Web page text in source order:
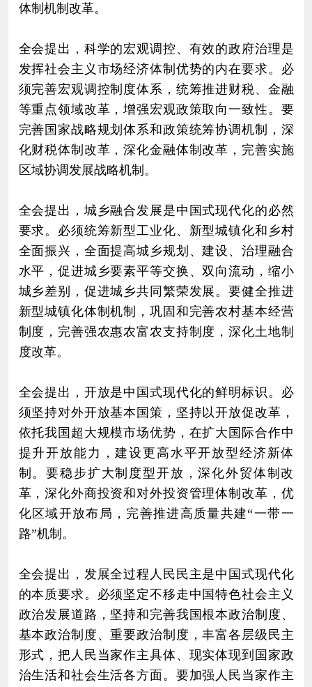
体制机制改革。
全会提出，科学的宏观调控、有效的政府治理是
发挥社会主义市场经济体制优势的内在要求。必
须完善宏观调控制度体系，统筹推进财税、金融
等重点领域改革，增强宏观政策取向一致性。要
完善国家战略规划体系和政策统筹协调机制，深
化财税体制改革，深化金融体制改革，完善实施
区域协调发展战略机制。
全会提出，城乡融合发展是中国式现代化的必然
要求。必须统筹新型工业化、新型城镇化和乡村
全面振兴，全面提高城乡规划、建设、治理融合
水平，促进城乡要素平等交换、双向流动，缩小
城乡差别，促进城乡共同繁荣发展。要健全推进
新型城镇化体制机制，巩固和完善农村基本经营
制度，完善强农惠农富农支持制度，深化土地制
度改革。
全会提出，开放是中国式现代化的鲜明标识。必
须坚持对外开放基本国策，坚持以开放促改革，
依托我国超大规模市场优势，在扩大国际合作中
提升开放能力，建设更高水平开放型经济新体
制。要稳步扩大制度型开放，深化外贸体制改
革，深化外商投资和对外投资管理体制改革，优
化区域开放布局，完善推进高质量共建“一带一
路”机制。
全会提出，发展全过程人民民主是中国式现代化
的本质要求。必须坚定不移走中国特色社会主义
政治发展道路，坚持和完善我国根本政治制度、
基本政治制度、重要政治制度，丰富各层级民主
形式，把人民当家作主具体、现实体现到国家政
治生活和社会生活各方面。要加强人民当家作主